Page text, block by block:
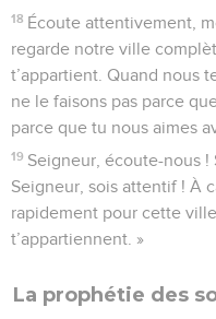
18 Écoute attentivement,
regarde notre ville
t’appartient. Quand nous
ne le faisons pas parce
parce que tu nous aimes
19 Seigneur, écoute-nous !
Seigneur, sois attentif ! À
rapidement pour cette
t’appartiennent. »
La prophétie des